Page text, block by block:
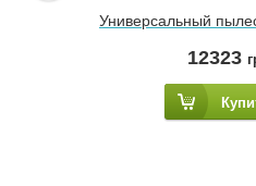
Универсальный
12323